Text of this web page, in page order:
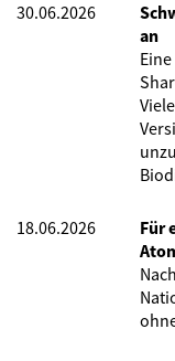
30.06.2026
an
18.06.2026
Für